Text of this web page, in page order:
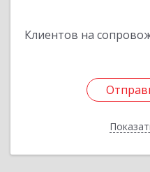
Клиентов на